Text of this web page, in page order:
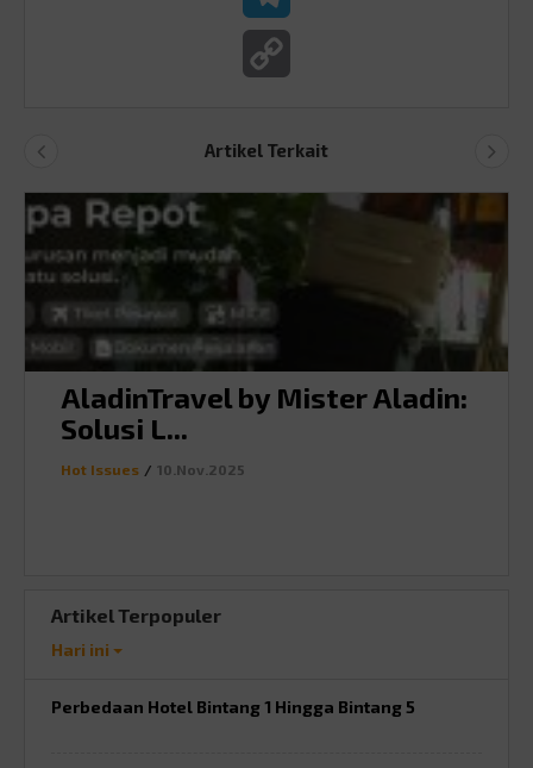
Artikel Terkait
AladinTravel by Mister Aladin:
Solusi L...
Hot Issues / 10.Nov.2025
Artikel Terpopuler
Hari ini
Perbedaan Hotel Bintang 1 Hingga Bintang 5